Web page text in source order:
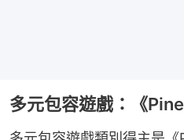
多元包容遊戲：《